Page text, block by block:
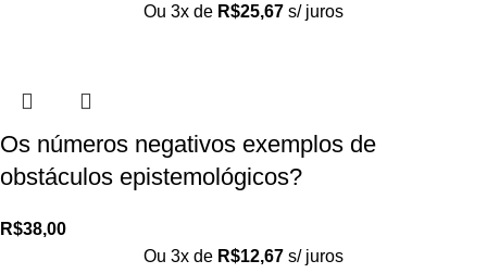
Ou 3x de R$25,67 s/ juros
Os números negativos exemplos de
obstáculos epistemológicos?
R$38,00
Ou 3x de R$12,67 s/ juros